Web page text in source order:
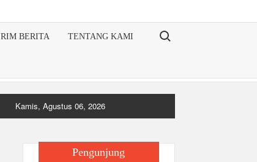
BERITA TENTANG KAMI Search for:
Kamis, Agustus 06, 2026
Pengunjung